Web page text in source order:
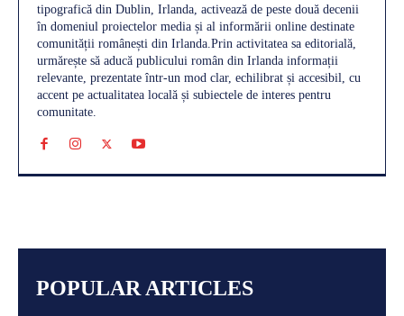
tipografică din Dublin, Irlanda, activează de peste două decenii
în domeniul proiectelor media și al informării online destinate
comunității românești din Irlanda.Prin activitatea sa editorială,
urmărește să aducă publicului român din Irlanda informații
relevante, prezentate într-un mod clar, echilibrat și accesibil, cu
accent pe actualitatea locală și subiectele de interes pentru
comunitate.
POPULAR ARTICLES